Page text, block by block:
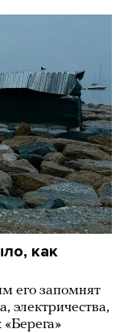
как
его запомнят
электричества,